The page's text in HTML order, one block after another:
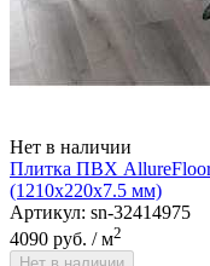
Нет в наличии
Плитка ПВХ AllureFloor
(1210х220х7.5 мм)
Артикул: sn-32414975
4090 руб. / м2